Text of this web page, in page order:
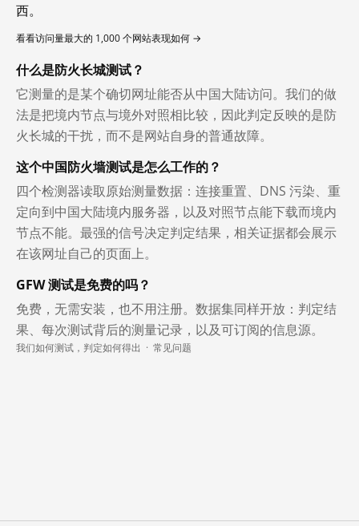
西。
看看访问量最大的 1,000 个网站表现如何 →
什么是防火长城测试？
它测量的是某个确切网址能否从中国大陆访问。我们的做
法是把境内节点与境外对照相比较，因此判定反映的是防
火长城的干扰，而不是网站自身的普通故障。
这个中国防火墙测试是怎么工作的？
四个检测器读取原始测量数据：连接重置、DNS 污染、重
定向到中国大陆境内服务器，以及对照节点能下载而境内
节点不能。最强的信号决定判定结果，相关证据都会展示
在该网址自己的页面上。
GFW 测试是免费的吗？
免费，无需安装，也不用注册。数据集同样开放：判定结
果、每次测试背后的测量记录，以及可订阅的信息源。
我们如何测试，判定如何得出 · 常见问题